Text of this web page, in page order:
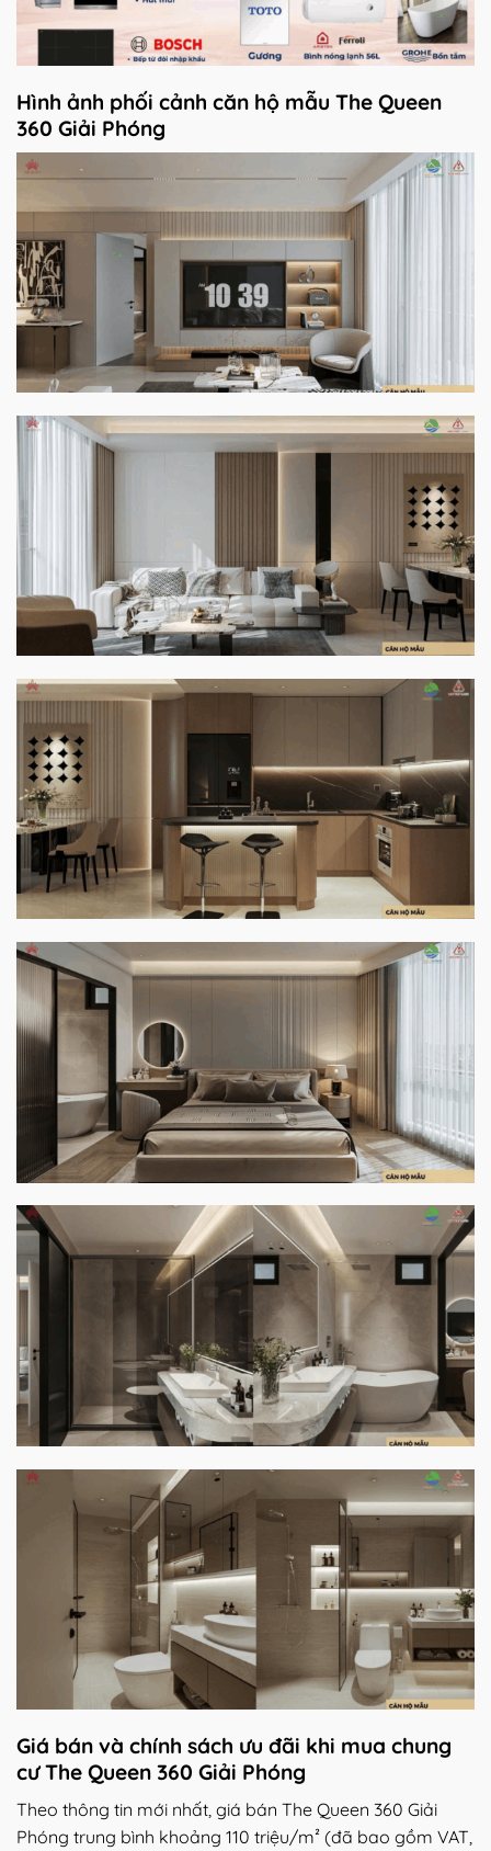
Hình ảnh phối cảnh căn hộ mẫu The Queen
360 Giải Phóng
Giá bán và chính sách ưu đãi khi mua chung
cư The Queen 360 Giải Phóng
Theo thông tin mới nhất, giá bán The Queen 360 Giải
Phóng trung bình khoảng 110 triệu/m² (đã bao gồm VAT,